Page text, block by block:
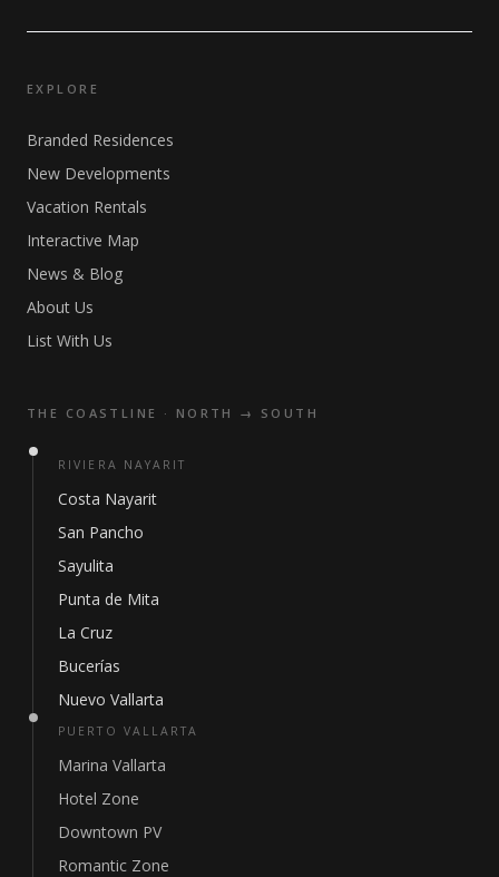
EXPLORE
Branded Residences
New Developments
Vacation Rentals
Interactive Map
News & Blog
About Us
List With Us
THE COASTLINE · NORTH → SOUTH
RIVIERA NAYARIT
Costa Nayarit
San Pancho
Sayulita
Punta de Mita
La Cruz
Bucerías
Nuevo Vallarta
PUERTO VALLARTA
Marina Vallarta
Hotel Zone
Downtown PV
Romantic Zone